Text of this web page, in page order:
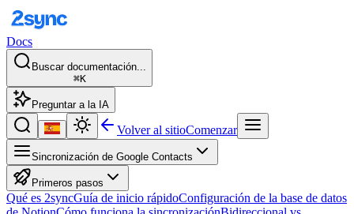
Docs
Buscar documentación...
⌘K
Preguntar a la IA
Volver al sitioComenzar
Sincronización de Google Contacts
Primeros pasos
Qué es 2syncGuía de inicio rápidoConfiguración de la base de datos